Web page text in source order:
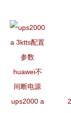
ups2000 a